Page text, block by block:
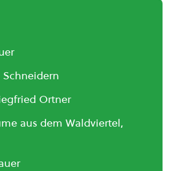
Ortner
aus dem Waldviertel,